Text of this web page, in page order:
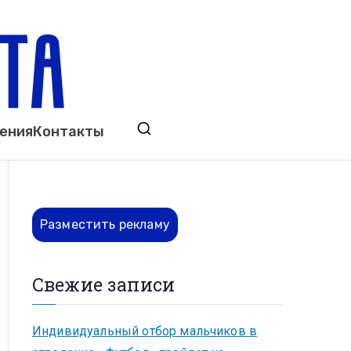
Выкса. Муром. Кулебаки. Навашино,
Контакты
Разместить рекламу
Свежие записи
Индивидуальный отбор мальчиков в